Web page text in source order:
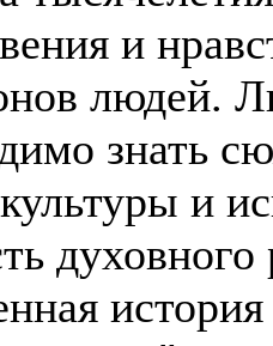
и
людей.
знать
и
духовного
история